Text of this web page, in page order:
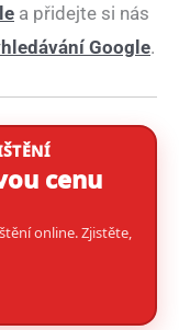
a přidejte si nás
Google.
cenu
online. Zjistěte,